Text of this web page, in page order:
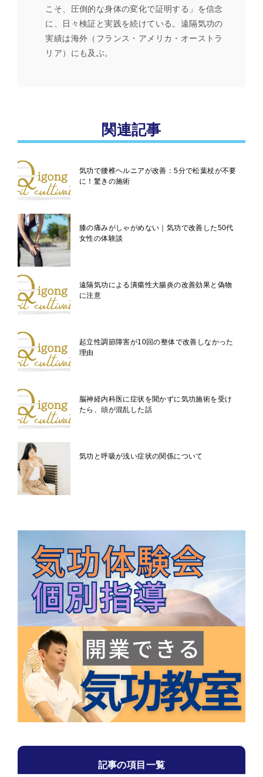
こそ、圧倒的な身体の変化で証明する」を信念
に、日々検証と実践を続けている。遠隔気功の
実績は海外（フランス・アメリカ・オーストラ
リア）にも及ぶ。
関連記事
気功で腰椎ヘルニアが改善：5分で松葉杖が不要
に！驚きの施術
膝の痛みがしゃがめない｜気功で改善した50代
女性の体験談
遠隔気功による潰瘍性大腸炎の改善効果と偽物
に注意
起立性調節障害が10回の整体で改善しなかった
理由
脳神経内科医に症状を聞かずに気功施術を受け
たら、頭が混乱した話
気功と呼吸が浅い症状の関係について
記事の項目一覧